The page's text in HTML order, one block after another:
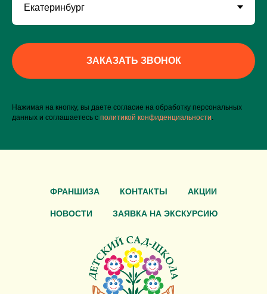
ЗАКАЗАТЬ ЗВОНОК
Нажимая на кнопку, вы даете согласие на обработку персональных
данных и соглашаетесь c политикой конфиденциальности
ФРАНШИЗА КОНТАКТЫ АКЦИИ
НОВОСТИ ЗАЯВКА НА ЭКСКУРСИЮ